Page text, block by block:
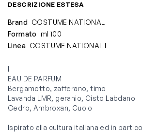
DESCRIZIONE ESTESA
Brand COSTUME NATIONAL
Formato
ml 100
Linea COSTUME NATIONAL I
I
EAU DE PARFUM
Bergamotto, zafferano, timo
Lavanda LMR, geranio, Cisto Labdano
Cedro, Ambroxan, Cuoio
Ispirato alla cultura italiana ed in